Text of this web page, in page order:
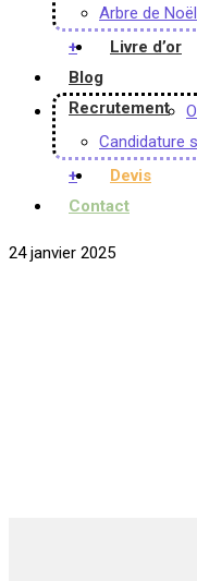
Arbre de Noël
+
Livre d’or
Blog
Recrutement
Candidature
+
Devis
Contact
24 janvier 2025